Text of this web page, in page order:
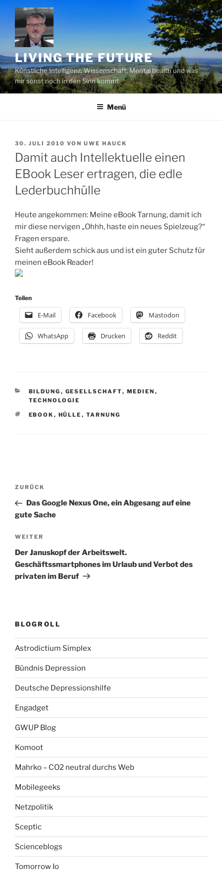
Zum
Inhalt
springen
LIVING THE FUTURE
Künstliche Intelligenz, Wissenschaft, Mental health und was
mir sonst noch in den Sinn kommt
Menü
VERÖFFENTLICHT
AM
30. JULI 2010 VON UWE HAUCK
Damit auch Intellektuelle einen
EBook Leser ertragen, die edle
Lederbuchhülle
Heute angekommen: Meine eBook Tarnung, damit ich
mir diese nervigen „Ohhh, haste ein neues Spielzeug?“
Fragen erspare.
Sieht außerdem schick aus und ist ein guter Schutz für
meinen eBook Reader!
Teilen
E-Mail Facebook Mastodon
WhatsApp Drucken Reddit
KATEGORIEN
BILDUNG , GESELLSCHAFT, MEDIEN ,
TECHNOLOGIE
SCHLAGWÖRTER
EBOOK , HÜLLE , TARNUNG
Beitragsnavigation
Vorheriger
Beitrag
ZURÜCK
Das Google Nexus One, ein Abgesang auf eine
gute Sache
Nächster
Beitrag
WEITER
Der Januskopf der Arbeitswelt.
Geschäftssmartphones im Urlaub und Verbot des
privaten im Beruf
BLOGROLL
Astrodictium Simplex
Bündnis Depression
Deutsche Depressionshilfe
Engadget
GWUP Blog
Komoot
Mahrko – CO2 neutral durchs Web
Mobilegeeks
Netzpolitik
Sceptic
Scienceblogs
Tomorrow Io